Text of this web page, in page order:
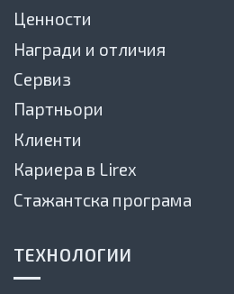
Ценности
Награди и отличия
Сервиз
Партньори
Клиенти
Кариера в Lirex
Стажантска програма
ТЕХНОЛОГИИ